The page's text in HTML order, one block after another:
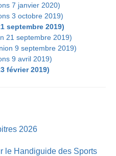
7 janvier 2020)
3 octobre 2019)
septembre 2019)
21 septembre 2019)
9 septembre 2019)
9 avril 2019)
février 2019)
2026
le Handiguide des Sports